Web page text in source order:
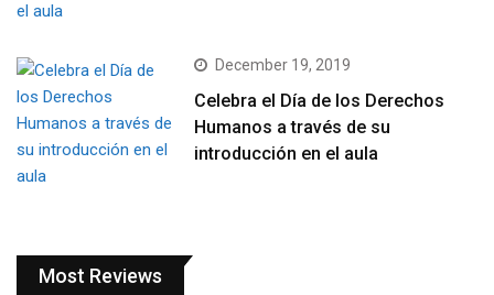
December 19, 2019
Celebra el Día de los Derechos
Humanos a través de su
introducción en el aula
Most Reviews